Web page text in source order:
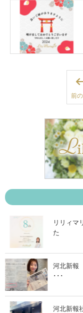
前
リリィマ
た
河北新報
･･･
河北新報